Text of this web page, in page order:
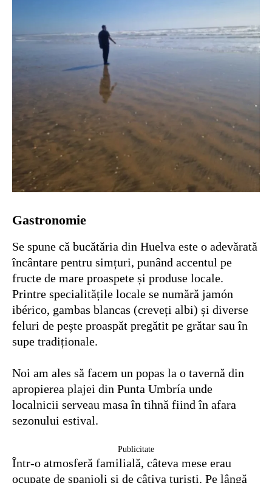
Gastronomie
Se spune că bucătăria din Huelva este o adevărată
încântare pentru simțuri, punând accentul pe
fructe de mare proaspete și produse locale.
Printre specialitățile locale se numără jamón
ibérico, gambas blancas (creveți albi) și diverse
feluri de pește proaspăt pregătit pe grătar sau în
supe tradiționale.
Noi am ales să facem un popas la o tavernă din
apropierea plajei din Punta Umbría unde
localnicii serveau masa în tihnă fiind în afara
sezonului estival.
Publicitate
Într-o atmosferă familială, câteva mese erau
ocupate de spanioli și de câțiva turiști. Pe lângă